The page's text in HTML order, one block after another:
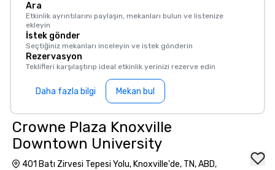
Ara
Etkinlik ayrıntılarını paylaşın, mekanları bulun ve listenize
ekleyin
İstek gönder
Seçtiğiniz mekanları inceleyin ve istek gönderin
Rezervasyon
Teklifleri karşılaştırıp ideal etkinlik yerinizi rezerve edin
Daha fazla bilgi Mekan bul
Crowne Plaza Knoxville
Downtown University
401 Batı Zirvesi Tepesi Yolu, Knoxville'de, TN, ABD,